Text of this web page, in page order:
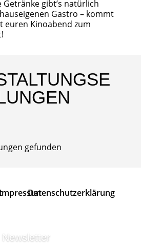
Getränke gibt’s natürlich
Gastro – kommt
euren Kinoabend zum
gefunden
Datenschutzerklärung
Newsletter